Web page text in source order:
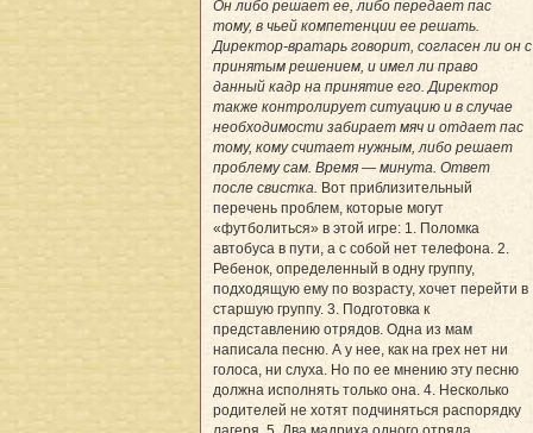
Он либо решает ее, либо передает пас
тому, в чьей компетенции ее решать.
Директор-вратарь говорит, согласен ли он с
принятым решением, и имел ли право
данный кадр на принятие его. Директор
также контролирует ситуацию и в случае
необходимости забирает мяч и отдает пас
тому, кому считает нужным, либо решает
проблему сам. Время — минута. Ответ
после свистка. Вот приблизительный
перечень проблем, которые могут
«футболиться» в этой игре: 1. Поломка
автобуса в пути, а с собой нет телефона. 2.
Ребенок, определенный в одну группу,
подходящую ему по возрасту, хочет перейти в
старшую группу. 3. Подготовка к
представлению отрядов. Одна из мам
написала песню. А у нее, как на грех нет ни
голоса, ни слуха. Но по ее мнению эту песню
должна исполнять только она. 4. Несколько
родителей не хотят подчиняться распорядку